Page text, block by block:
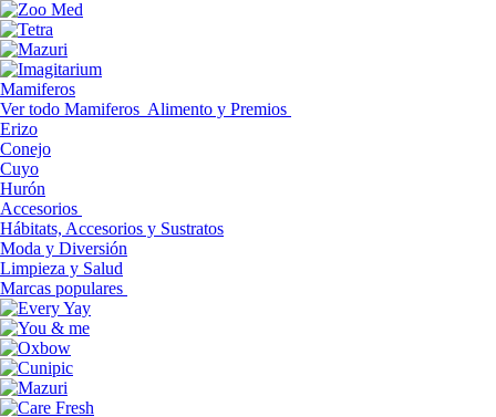
Mamiferos
Ver todo Mamiferos Alimento y Premios
Erizo
Conejo
Cuyo
Hurón
Accesorios
Hábitats, Accesorios y Sustratos
Moda y Diversión
Limpieza y Salud
Marcas populares